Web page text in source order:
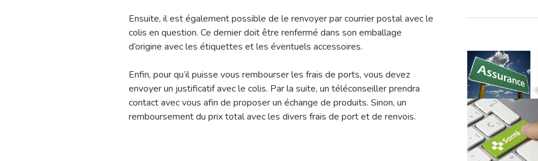
Ensuite, il est également possible de le renvoyer par courrier postal avec le
colis en question. Ce dernier doit être renfermé dans son emballage
d’origine avec les étiquettes et les éventuels accessoires.
Enfin, pour qu’il puisse vous rembourser les frais de ports, vous devez
envoyer un justificatif avec le colis. Par la suite, un téléconseiller prendra
contact avec vous afin de proposer un échange de produits. Sinon, un
remboursement du prix total avec les divers frais de port et de renvois.